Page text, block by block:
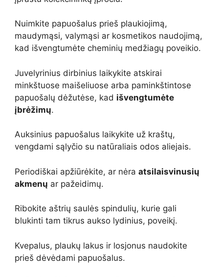
Nuimkite papuošalus prieš plaukiojimą,
maudymąsi, valymąsi ar kosmetikos naudojimą,
kad išvengtumėte cheminių medžiagų poveikio.
Juvelyrinius dirbinius laikykite atskirai
minkštuose maišeliuose arba paminkštintose
papuošalų dėžutėse, kad išvengtumėte
įbrėžimų.
Auksinius papuošalus laikykite už kraštų,
vengdami sąlyčio su natūraliais odos aliejais.
Periodiškai apžiūrėkite, ar nėra atsilaisvinusių
akmenų ar pažeidimų.
Ribokite aštrių saulės spindulių, kurie gali
blukinti tam tikrus aukso lydinius, poveikį.
Kvepalus, plaukų lakus ir losjonus naudokite
prieš dėvėdami papuošalus.